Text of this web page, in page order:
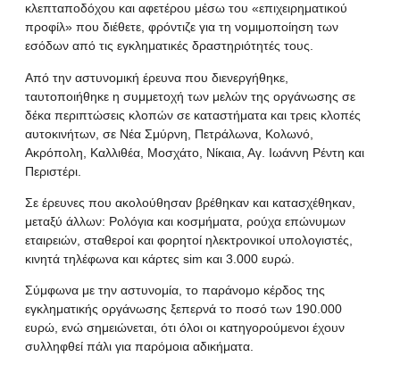
κλεπταποδόχου και αφετέρου μέσω του «επιχειρηματικού
προφίλ» που διέθετε, φρόντιζε για τη νομιμοποίηση των
εσόδων από τις εγκληματικές δραστηριότητές τους.
Από την αστυνομική έρευνα που διενεργήθηκε,
ταυτοποιήθηκε η συμμετοχή των μελών της οργάνωσης σε
δέκα περιπτώσεις κλοπών σε καταστήματα και τρεις κλοπές
αυτοκινήτων, σε Νέα Σμύρνη, Πετράλωνα, Κολωνό,
Ακρόπολη, Καλλιθέα, Μοσχάτο, Νίκαια, Αγ. Ιωάννη Ρέντη και
Περιστέρι.
Σε έρευνες που ακολούθησαν βρέθηκαν και κατασχέθηκαν,
μεταξύ άλλων: Ρολόγια και κοσμήματα, ρούχα επώνυμων
εταιρειών, σταθεροί και φορητοί ηλεκτρονικοί υπολογιστές,
κινητά τηλέφωνα και κάρτες sim και 3.000 ευρώ.
Σύμφωνα με την αστυνομία, το παράνομο κέρδος της
εγκληματικής οργάνωσης ξεπερνά το ποσό των 190.000
ευρώ, ενώ σημειώνεται, ότι όλοι οι κατηγορούμενοι έχουν
συλληφθεί πάλι για παρόμοια αδικήματα.